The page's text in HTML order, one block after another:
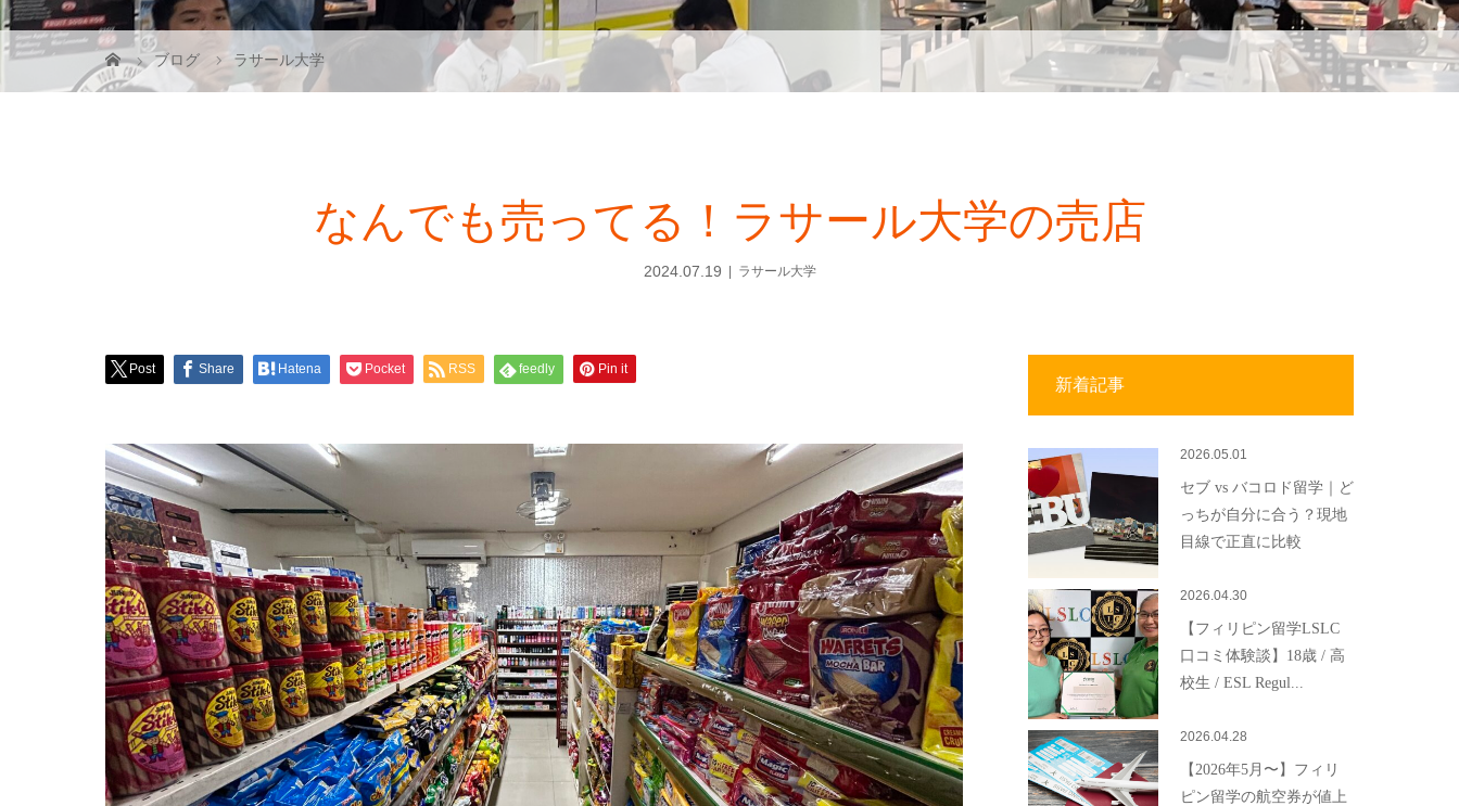
ブログ ラサール大学
なんでも売ってる！ラサール大学の売店
2024.07.19 ラサール大学
Post Share Hatena Pocket RSS feedly Pin it
新着記事
2026.05.01
セブ vs バコロド留学｜ど
っちが自分に合う？現地
目線で正直に比較
2026.04.30
【フィリピン留学LSLC
口コミ体験談】18歳 / 高
校生 / ESL Regul...
2026.04.28
【2026年5月〜】フィリ
ピン留学の航空券が値上